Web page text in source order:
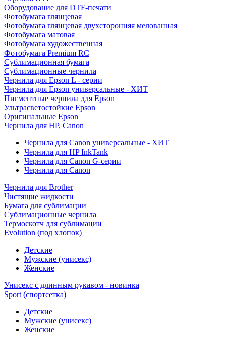
Оборудование для DTF-печати
Фотобумага глянцевая
Фотобумага глянцевая двухсторонняя мелованная
Фотобумага матовая
Фотобумага художественная
Фотобумага Premium RC
Сублимационная бумага
Сублимационные чернила
Чернила для Epson L - серии
Чернила для Epson универсальные - ХИТ
Пигментные чернила для Epson
Ультрасветостойкие Epson
Оригинальные Epson
Чернила для HP, Canon
Чернила для Canon универсальные - ХИТ
Чернила для HP InkTank
Чернила для Canon G-серии
Чернила для Canon
Чернила для Brother
Чистящие жидкости
Бумага для сублимации
Сублимационные чернила
Термоскотч для сублимации
Evolution (под хлопок)
Детские
Мужские (унисекс)
Женские
Унисекс с длинным рукавом - новинка
Sport (спортсетка)
Детские
Мужские (унисекс)
Женские